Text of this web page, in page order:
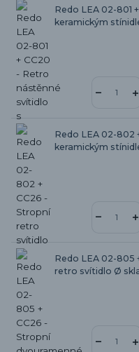
Redo LEA 02-801
keramickým
Redo LEA 02-802
keramickým
Redo LEA 02-805
retro svítidlo Ø